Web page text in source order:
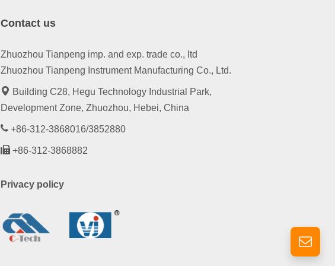
Contact us
Zhuozhou Tianpeng imp. and exp. trade co., ltd
Zhuozhou Tianpeng Instrument Manufacturing Co., Ltd.
Building C28, Hegu Technology Industrial Park,
Development Zone, Zhuozhou, Hebei, China
+86-312-3868016/3852880
+86-312-3868882
Privacy policy